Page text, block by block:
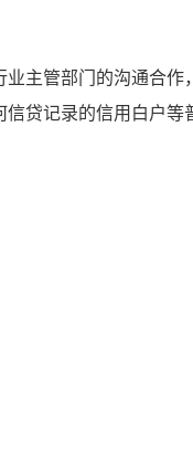
业主管部门的沟通合
贷记录的信用白户等